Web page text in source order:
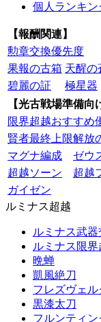
個人ランキン
【報酬関連】
勲章交換優先度
果報の古箱 天醒の
碧麗の証
極星器
【光古戦場準備向
限界超越おすすめ
賢者最終上限解放
マグナ編成
ゼウ
超越ソーン
超越
ガイゼン
ルミナス超越
ルミナス武器
ルミナス限界
晩蝉
凱風絶刀
フレズヴェル
黒漆太刀
フルンティン